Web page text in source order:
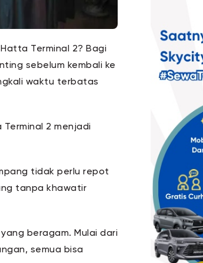
Terminal 2? Bagi
sebelum kembali ke
waktu terbatas
2 menjadi
tidak perlu repot
tanpa khawatir
beragam. Mulai dari
semua bisa